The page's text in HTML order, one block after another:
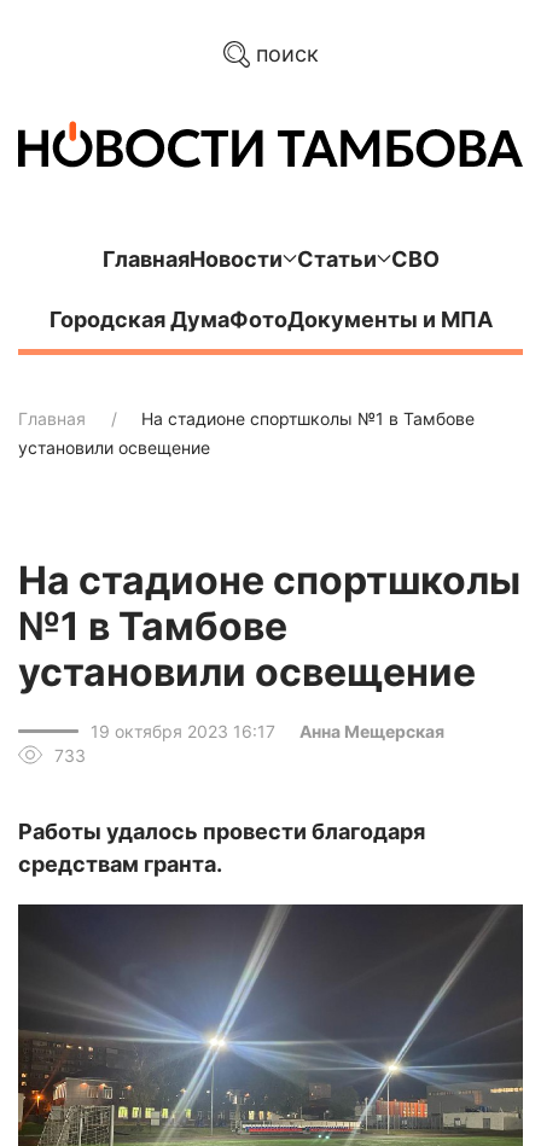
поиск
ГлавнаяНовости Статьи СВО
Городская ДумаФотоДокументы и МПА
Главная
На стадионе спортшколы №1 в Тамбове
установили освещение
На стадионе спортшколы
№1 в Тамбове
установили освещение
19 октября 2023 16:17
Анна Мещерская
733
Работы удалось провести благодаря
средствам гранта.